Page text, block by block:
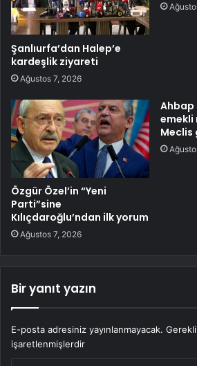
Şanlıurfa’dan Halep’e
kardeşlik ziyareti
Ağustos 7, 2026
Özgür Özel’in “Yeni
Parti”sine
Kılıçdaroğlu’ndan ilk yorum
Ağustos 7, 2026
Ahbap
emekli
Meclis
Bir yanıt yazın
E-posta adresiniz yayınlanmayacak.
işaretlenmişlerdir